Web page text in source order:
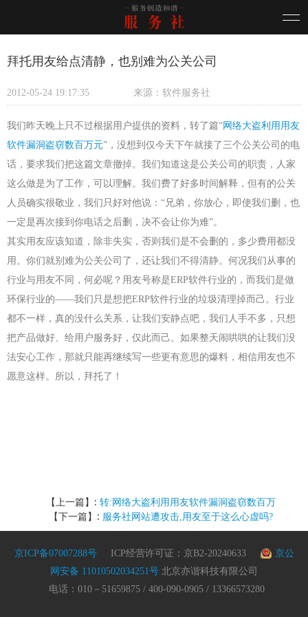
拜托用友给点清静，也别难为公关公司
2012-05-24 19:17:35 来源：软件服务社
我们昨天晚上只不过根据用户提供的资料，转了篇“网络大盗利用用友
软件漏洞盗窃数百万元”，没想到仅今天下午就接了三个公关公司的电
话，要求我们把这篇文章撤掉。我们知道这是公关公司的职责，人家
这么做是为了工作，可以理解。我们费了好多时间解释，但有的公关
人员确实很敬业，我们只好对他说：“兄弟，你放心，即使我们删，也
一定是再次接到你电话之后删，决不会让你为难”。
其实用友应该知道，除非失实，否则我们是不会删的，多少费用都没
用。你们就别难为公关公司了，还让我们不得清静。何况我们从事的
行业与用友不同，何必呢？用友号称是ERP软件行业的，而我们是做
环保行业的——我们只是想把ERP软件行业的垃圾清理掉而己。行业
都不一样，真的没什么关系，让我们安静点吧，我们人手不多，只想
把产品做好、给用户服务好，仅此而己。如果整天闹哄哄的让我们没
法安心工作，那就只能再继续写一些更有意思的爆料，相信用友也不
愿意这样。所以，拜托了！
【上一篇】: 转:网络大盗利用用友软件漏洞盗窃数百万
【下一篇】: 服务社网站遭攻击,用友至于这么心虚吗?
京ICP备07007288号ICP经营许可证：京B2-20240633
京公
网安备 11010502034251号 北京亦谐科技有限公司
电话：010－51659875 / 400-090-0905 / 13366573280